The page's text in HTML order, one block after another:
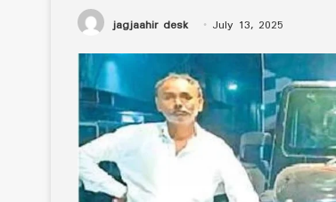
jagjaahir desk July 13, 2025